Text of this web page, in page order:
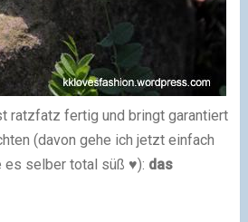
ratzfatz fertig und bringt garantiert
(davon gehe ich jetzt einfach
es selber total süß ♥): das